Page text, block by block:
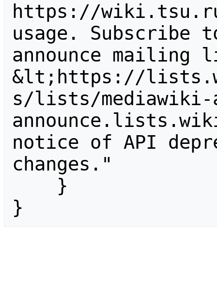
https://
usage. Subscribe
announce
&lt;https://
s/lists/
notice of API
changes."
}